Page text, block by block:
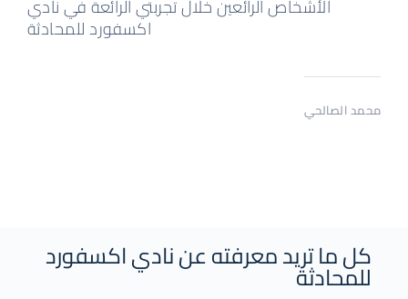
الأشخاص الرائعين خلال تجربتي الرائعة في نادي
اكسفورد للمحادثة
محمد الصالحي
كل ما تريد معرفته عن نادي اكسفورد
للمحادثة